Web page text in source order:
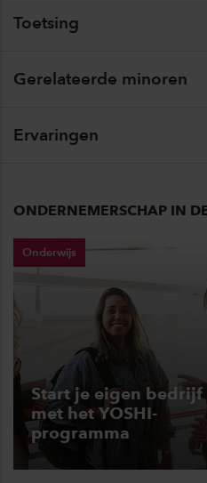
Toetsing
Gerelateerde minoren
Ervaringen
ONDERNEMERSCHAP IN
Onderwijs
Start je eigen bedrijf
met het YOSHI-
programma